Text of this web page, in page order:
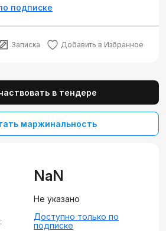
подписке
Записка Добавить в Избранное
в тендере
маржинальность
NaN
Не указано
Доступно только по
подписке